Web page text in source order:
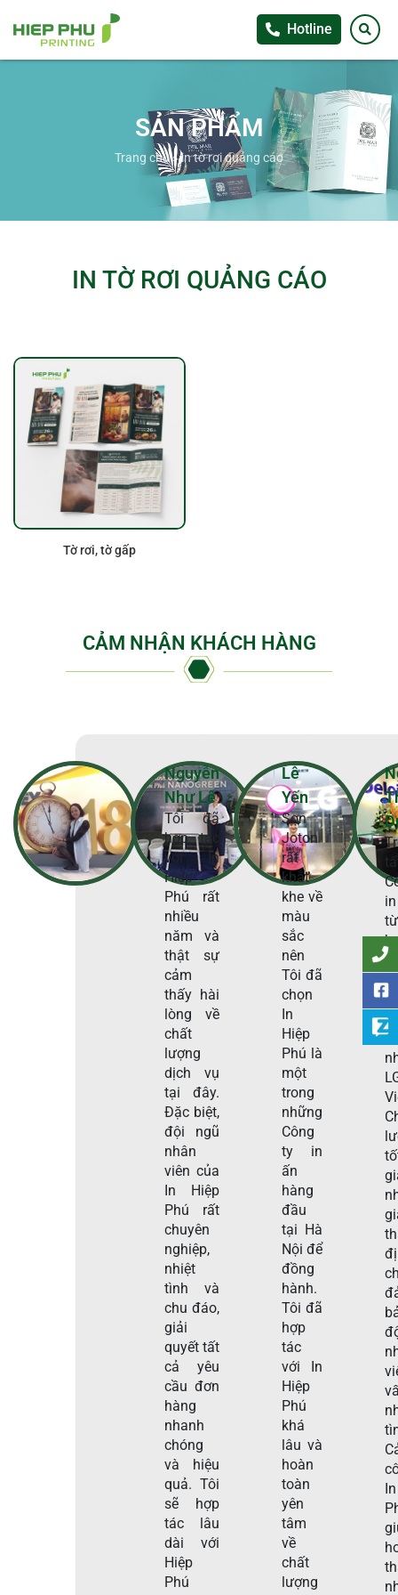
Hotline
SẢN PHẨM
Trang chủ»in tờ rơi quảng cáo
IN TỜ RƠI QUẢNG CÁO
Tờ rơi, tờ gấp
CẢM NHẬN KHÁCH HÀNG
Nguyễn
Như Lê
Tôi đã
hợp tác
với In
Hiệp
Phú rất
nhiều
năm và
thật sự
cảm
thấy hài
lòng về
chất
lượng
dịch vụ
tại đây.
Đặc biệt,
đội ngũ
nhân
viên của
In Hiệp
Phú rất
chuyên
nghiệp,
nhiệt
tình và
chu đáo,
giải
quyết tất
cả yêu
cầu đơn
hàng
nhanh
chóng
và hiệu
quả. Tôi
sẽ hợp
tác lâu
dài với
Hiệp
Phú
Lê
Yến
Sơn
Joton
rất
khắt
khe về
màu
sắc
nên
Tôi đã
chọn
In
Hiệp
Phú là
một
trong
những
Công
ty in
ấn
hàng
đầu
tại Hà
Nội để
đồng
hành.
Tôi đã
hợp
tác
với In
Hiệp
Phú
khá
lâu và
hoàn
toàn
yên
tâm
về
chất
lượng